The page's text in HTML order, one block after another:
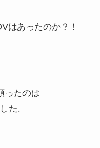
はあったのか？！
ったのは
た。